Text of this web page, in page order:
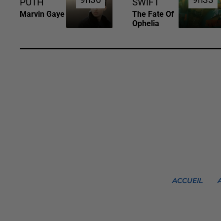
PUTH
Marvin Gaye
SWIFT
The Fate Of
Ophelia
ACCUEIL